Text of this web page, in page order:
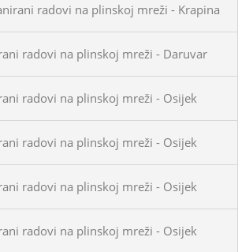
radovi na plinskoj mreži - Krapina
radovi na plinskoj mreži - Daruvar
radovi na plinskoj mreži - Osijek
radovi na plinskoj mreži - Osijek
radovi na plinskoj mreži - Osijek
radovi na plinskoj mreži - Osijek